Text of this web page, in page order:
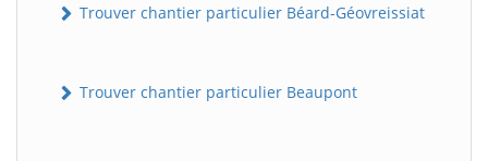
Trouver chantier particulier Béard-Géovreissiat
Trouver chantier particulier Beaupont